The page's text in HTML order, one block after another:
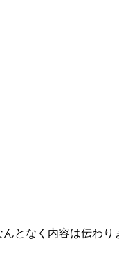
となく内容は伝わ